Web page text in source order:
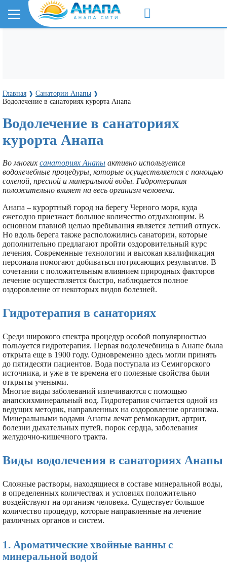
Главная ❱ Санатории Анапы ❱
Водолечение в санаториях курорта Анапа
Водолечение в санаториях
курорта Анапа
Во многих санаториях Анапы активно используется
водолечебные процедуры, которые осуществляется с помощью
соленой, пресной и минеральной воды. Гидротерапия
положительно влияет на весь организм человека.
Анапа – курортный город на берегу Черного моря, куда
ежегодно приезжает большое количество отдыхающим. В
основном главной целью пребывания является летний отпуск.
Но вдоль берега также расположились санатории, которые
дополнительно предлагают пройти оздоровительный курс
лечения. Современные технологии и высокая квалификация
персонала помогают добиваться потрясающих результатов. В
сочетании с положительным влиянием природных факторов
лечение осуществляется быстро, наблюдается полное
оздоровление от некоторых видов болезней.
Гидротерапия в санаториях
Среди широкого спектра процедур особой популярностью
пользуется гидротерапия. Первая водолечебница в Анапе была
открыта еще в 1900 году. Одновременно здесь могли принять
до пятидесяти пациентов. Вода поступала из Семигорского
источника, и уже в те времена его полезные свойства были
открыты учеными.
Многие виды заболеваний излечиваются с помощью
анапскихминеральный вод. Гидротерапия считается одной из
ведущих методик, направленных на оздоровление организма.
Минеральными водами Анапы лечат ревмокардит, артрит,
болезни дыхательных путей, порок сердца, заболевания
желудочно-кишечного тракта.
Виды водолечения в санаториях Анапы
Сложные растворы, находящиеся в составе минеральной воды,
в определенных количествах и условиях положительно
воздействуют на организм человека. Существует большое
количество процедур, которые направленные на лечение
различных органов и систем.
1. Ароматические хвойные ванны с
минеральной водой